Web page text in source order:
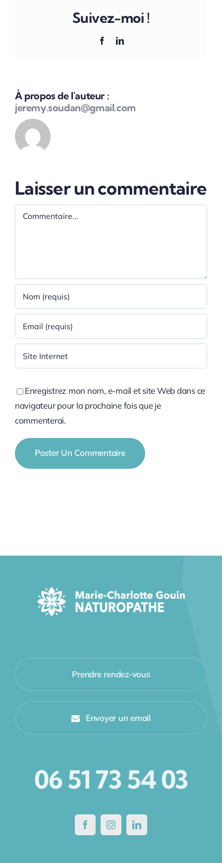
Suivez-moi !
FacebookLinkedIn
À propos de l'auteur :
jeremy.soudan@gmail.com
Laisser un commentaire
Commentaire
Enregistrez mon nom, e-mail et site Web dans ce
navigateur pour la prochaine fois que je
commenterai.
Prendre rendez-vous
Envoyer un email
06 51 73 54 03